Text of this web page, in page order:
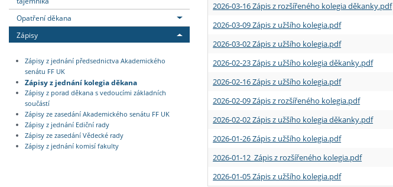
Opatření děkana
Zápisy
Zápisy z jednání předsednictva Akademického
senátu FF UK
Zápisy z jednání kolegia děkana
Zápisy z porad děkana s vedoucími základních
součástí
Zápisy ze zasedání Akademického senátu FF UK
Zápisy z jednání Ediční rady
Zápisy ze zasedání Vědecké rady
Zápisy z jednání komisí fakulty
2026-03-16 Zápis z rozšířeného kolegia děkanky.pdf
2026-03-09 Zápis z užšího kolegia.pdf
2026-03-02 Zápis z užšího kolegia.pdf
2026-02-23 Zápis z užšího kolegia děkanky.pdf
2026-02-16 Zápis z užšího kolegia.pdf
2026-02-09 Zápis z rozšířeného kolegia.pdf
2026-02-02 Zápis z užšího kolegia děkanky.pdf
2026-01-26 Zápis z užšího kolegia.pdf
2026-01-12 Zápis z rozšířeného kolegia.pdf
2026-01-05 Zápis z užšího kolegia.pdf